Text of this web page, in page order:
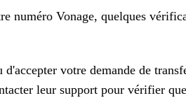
numéro Vonage, quelques
d'accepter votre demande de
leur support pour vérifier